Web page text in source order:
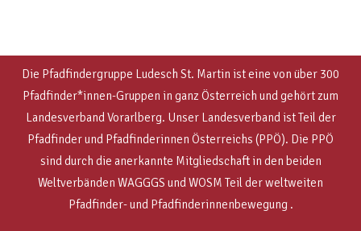
Die Pfadfindergruppe Ludesch St. Martin ist eine von über 300
Pfadfinder*innen-Gruppen in ganz Österreich und gehört zum
Landesverband Vorarlberg. Unser Landesverband ist Teil der
Pfadfinder und Pfadfinderinnen Österreichs (PPÖ). Die PPÖ
sinddurch die anerkannte Mitgliedschaft in den beiden
Weltverbänden WAGGGS und WOSM Teil der weltweiten
Pfadfinder- und Pfadfinderinnenbewegung .